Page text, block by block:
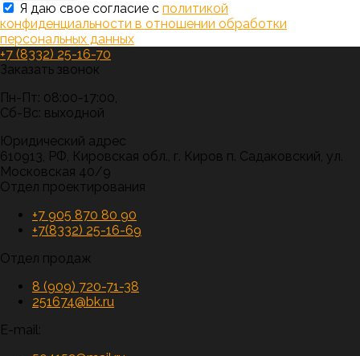
Я даю свое согласие с политикой
конфиденциальности в отношении обработки
персональных данных
+7 (8332) 25-16-70
Заказать звонок
Пн-Пт: 08:00-17:00,
Сб-Вс: выходной
Юридический адрес
610913, РФ, Кировская обл., г. Киров п. Садаковский, ул.
Московская 40/9
Отдел проектирования
+7 905 870 80 90
+7(8332) 25-16-69
Отдел продаж
8 (909) 720-71-38
251674@bk.ru
E-mail: